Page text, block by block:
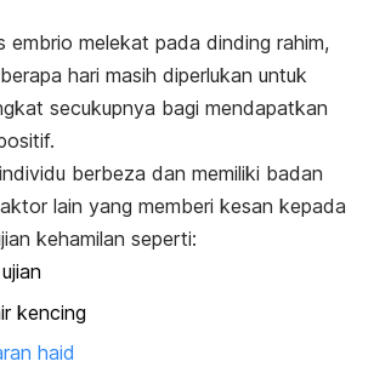
embrio melekat pada dinding rahim,
hari masih diperlukan untuk
secukupnya bagi mendapatkan
berbeza dan memiliki badan
lain yang memberi kesan kepada
kehamilan seperti:
kencing
haid